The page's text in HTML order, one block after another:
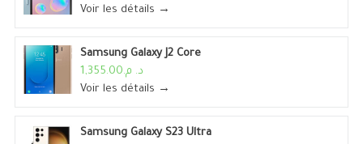
Voir les détails →
Samsung Galaxy J2 Core
د. م.1,355.00
Voir les détails →
Samsung Galaxy S23 Ultra